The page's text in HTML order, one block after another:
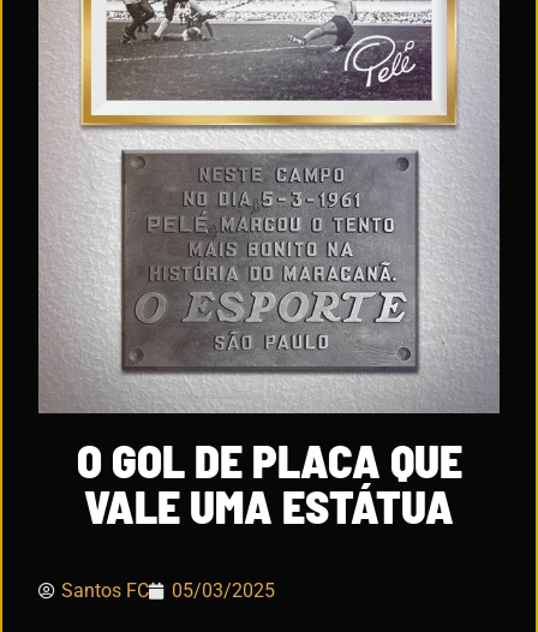
O GOL DE PLACA QUE
VALE UMA ESTÁTUA
Santos FC 05/03/2025